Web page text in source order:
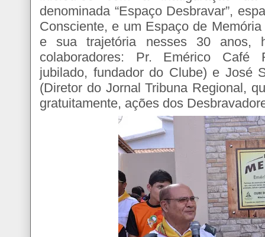
denominada “Espaço Desbravar”,
Consciente, e um Espaço de
e sua trajetória nesses 30 anos,
colaboradores: Pr. Emérico Café
jubilado, fundador do Clube) e José
(Diretor do Jornal Tribuna Regional,
gratuitamente, ações dos